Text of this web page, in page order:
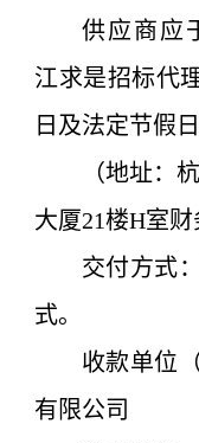
供应商应
江求是招标代
日及法定节假
（地址：
大厦21楼H室财
交付方式
式。
收款单位
有限公司